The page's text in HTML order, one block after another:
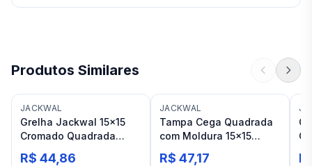
Produtos Similares
JACKWAL
Grelha Jackwal 15x15
Cromado Quadrada
S/fecho
R$ 44,86
JACKWAL
Tampa Cega Quadrada
com Moldura 15x15
Jackwal Inox
R$ 47,17